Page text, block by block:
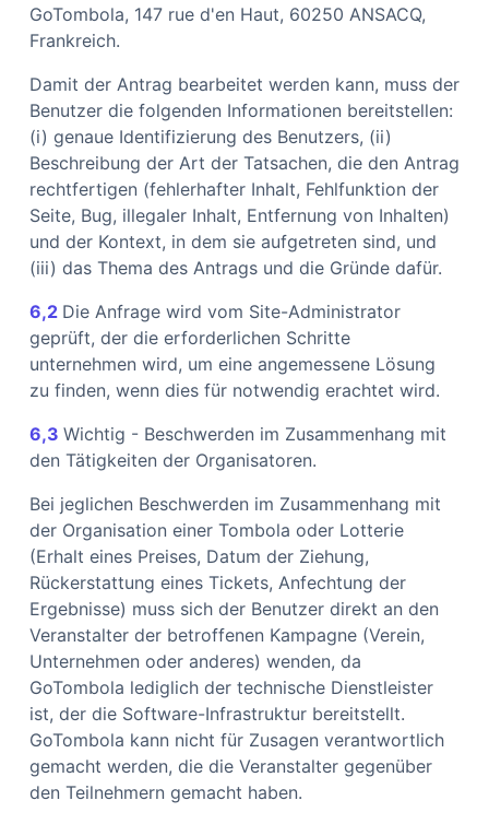
GoTombola, 147 rue d'en Haut, 60250 ANSACQ,
Frankreich.
Damit der Antrag bearbeitet werden kann, muss der
Benutzer die folgenden Informationen bereitstellen:
(i) genaue Identifizierung des Benutzers, (ii)
Beschreibung der Art der Tatsachen, die den Antrag
rechtfertigen (fehlerhafter Inhalt, Fehlfunktion der
Seite, Bug, illegaler Inhalt, Entfernung von Inhalten)
und der Kontext, in dem sie aufgetreten sind, und
(iii) das Thema des Antrags und die Gründe dafür.
6,2 Die Anfrage wird vom Site-Administrator
geprüft, der die erforderlichen Schritte
unternehmen wird, um eine angemessene Lösung
zu finden, wenn dies für notwendig erachtet wird.
6,3 Wichtig - Beschwerden im Zusammenhang mit
den Tätigkeiten der Organisatoren.
Bei jeglichen Beschwerden im Zusammenhang mit
der Organisation einer Tombola oder Lotterie
(Erhalt eines Preises, Datum der Ziehung,
Rückerstattung eines Tickets, Anfechtung der
Ergebnisse) muss sich der Benutzer direkt an den
Veranstalter der betroffenen Kampagne (Verein,
Unternehmen oder anderes) wenden, da
GoTombola lediglich der technische Dienstleister
ist, der die Software-Infrastruktur bereitstellt.
GoTombola kann nicht für Zusagen verantwortlich
gemacht werden, die die Veranstalter gegenüber
den Teilnehmern gemacht haben.